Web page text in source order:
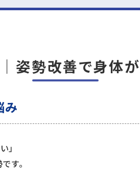
姿勢改善で身体
み
」
です。